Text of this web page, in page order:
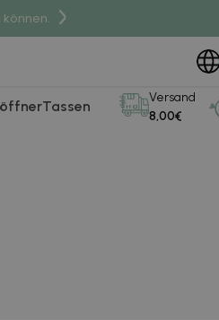
können.
Tassen
Versand
8,00€